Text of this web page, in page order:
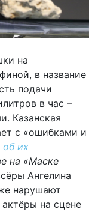
на
в название
подачи
в час –
Казанская
с «ошибками и
об их
на «Маске
Ангелина
нарушают
на сцене